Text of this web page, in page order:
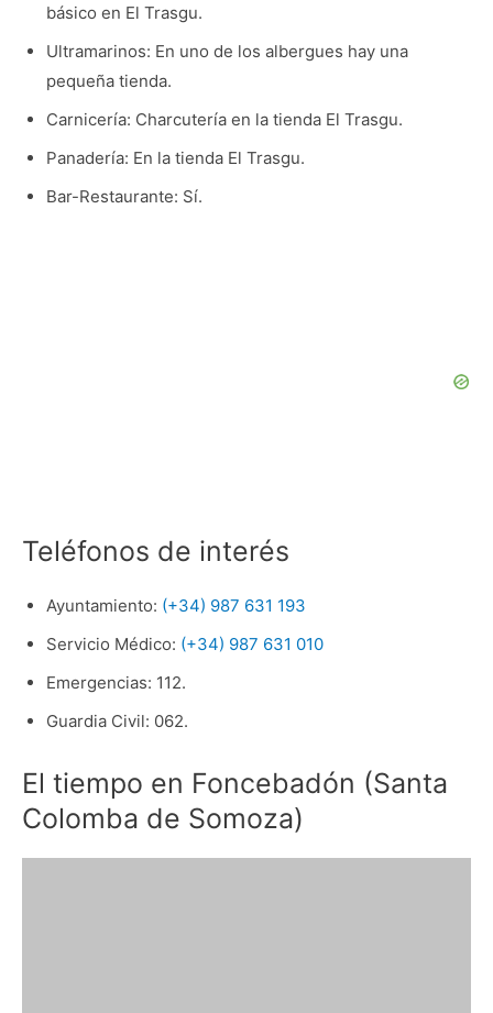
básico en El Trasgu.
Ultramarinos: En uno de los albergues hay una
pequeña tienda.
Carnicería: Charcutería en la tienda El Trasgu.
Panadería: En la tienda El Trasgu.
Bar-Restaurante: Sí.
Teléfonos de interés
Ayuntamiento: (+34) 987 631 193
Servicio Médico: (+34) 987 631 010
Emergencias: 112.
Guardia Civil: 062.
El tiempo en Foncebadón (Santa
Colomba de Somoza)